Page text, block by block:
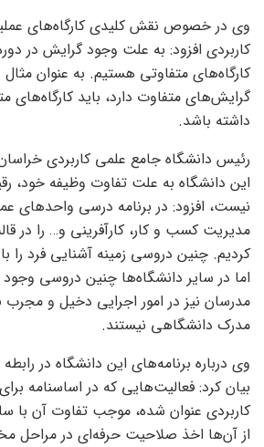
وی در خصوص نقش کلیدی کارگاه‌های
کاربردی افزود: به علت وجود گرایش در دوره
کارگاه‌های متفاوتی هستیم. به عنوان
گرایش‌های متفاوت دارد، باید کارگاه‌های
داشته باشد.
رئیس دانشگاه جامع علمی‌ کاربردی
این دانشگاه به علت تفاوت وظیفه خود،
نیست، افزود: در برنامه درسی واحدهای
مدیریت کسب‌ و کار، کارآفرینی و… را در
کردیم. چنین دروسی زمینه آشنایی فرد را با
اما در سایر دانشگاه‌ها چنین دروسی وجود
مدرسان نیز در امور اجرایی دخیل و مجرب
مدرک دانشگاهی نیستند.
وی درباره برنامه‌های این دانشگاه در
بیان کرد: فعالیت‌هایی که در اساسنامه
کاربردی عنوان شده، موجب تفاوت آن با
از آن‌ها اخذ صلاحیت حرفه‌ای در مراحل